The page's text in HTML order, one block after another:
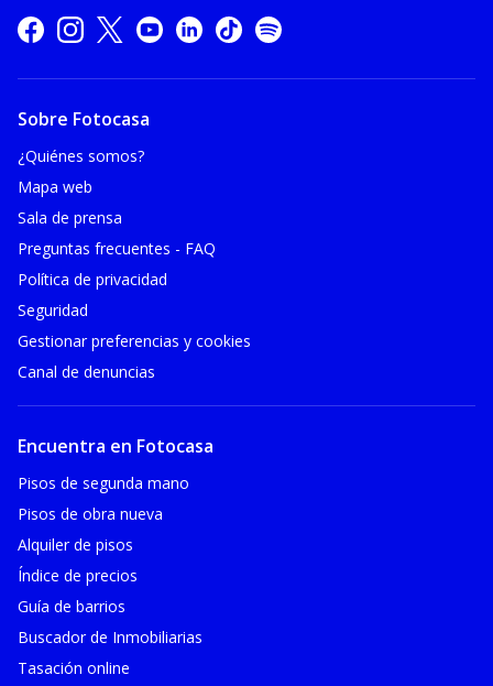
Sobre Fotocasa
¿Quiénes somos?
Mapa web
Sala de prensa
Preguntas frecuentes - FAQ
Política de privacidad
Seguridad
Gestionar preferencias y cookies
Canal de denuncias
Encuentra en Fotocasa
Pisos de segunda mano
Pisos de obra nueva
Alquiler de pisos
Índice de precios
Guía de barrios
Buscador de Inmobiliarias
Tasación online